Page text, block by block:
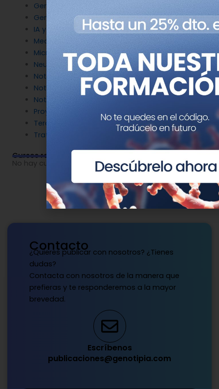
Genética del cáncer
Genética en Cardiología
IA y Genómica
Medicina Reproductiva
Microbiología molecular
Neurociencia
Noticias de Genotipia
Noticias de investigación
Noticias patrocinadas
Proyectos
Terapia Génica
Tratamientos
Cursos relacionados
No hay cursos relacionados o imágenes disponibles.
Contacto
¿Quieres publicar con nosotros? ¿Tienes
dudas?
Contacta con nosotros de la manera que
prefieras y te responderemos a la mayor
brevedad.
Escríbenos
publicaciones@genotipia.com